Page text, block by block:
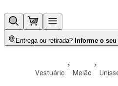
Entrega ou retirada? Informe o seu
vestuário meião